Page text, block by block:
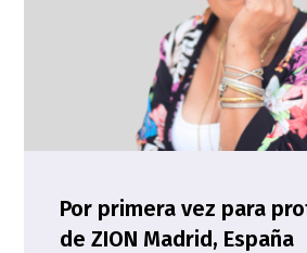
Por primera vez para
de ZION Madrid, España